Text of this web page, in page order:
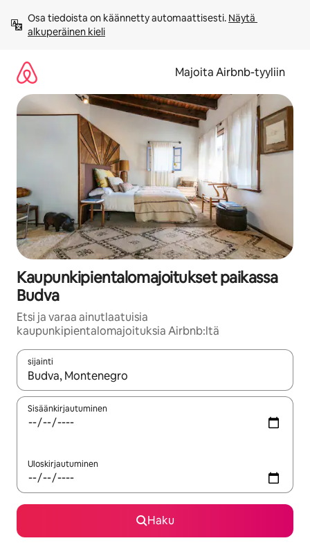
sisältö
väliin
Osa tiedoista on käännetty automaattisesti. Näytä
alkuperäinen kieli
Majoita Airbnb-tyyliin
Kaupunkipientalomajoitukset paikassa
Budva
Etsi ja varaa ainutlaatuisia
kaupunkipientalomajoituksia Airbnb:ltä
sijainti
Kun tulokset ovat saatavilla, navigoi ylös- ja alas-
Sisäänkirjautuminen
Uloskirjautuminen
Haku